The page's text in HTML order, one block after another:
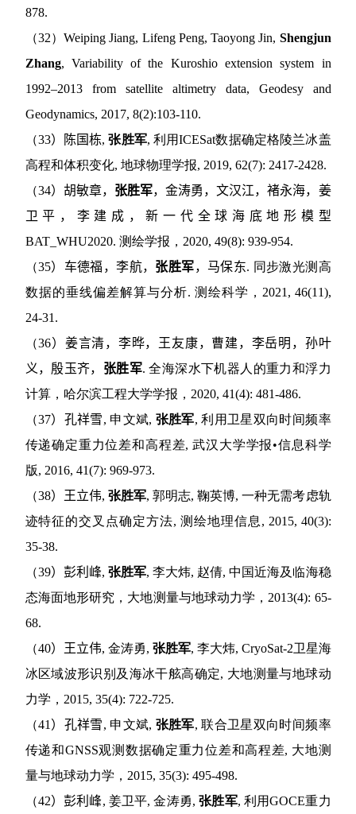
878.
（32）Weiping Jiang, Lifeng Peng, Taoyong Jin, Shengjun
Zhang, Variability of the Kuroshio extension system in
1992–2013 from satellite altimetry data, Geodesy and
Geodynamics, 2017, 8(2):103-110.
（33） 陈国栋,张胜军,利用ICESat数据确定格陵兰冰盖
高程和体积变化, 地球物理学报, 2019, 62(7): 2417-2428.
（34） 胡敏章， 张胜军，金涛勇，文汉江，褚永海，姜
卫平，李建成，新一代全球海底地形模型
BAT_WHU2020. 测绘学报， 2020, 49(8): 939-954.
（35）车德福，李航， 张胜军，马保东. 同步激光测高
数据的垂线偏差解算与分析. 测绘科学， 2021, 46(11),
24-31.
（36） 姜言清，李晔，王友康，曹建，李岳明，孙叶
义，殷玉齐， 张胜军.全海深水下机器人的重力和浮力
计算，哈尔滨工程大学学报， 2020, 41(4): 481-486.
（37） 孔祥雪, 申文斌, 张胜军,利用卫星双向时间频率
传递确定重力位差和高程差,武汉大学学报•信息科学
版, 2016, 41(7): 969-973.
（38） 王立伟, 张胜军, 郭明志,鞠英博,一种无需考虑轨
迹特征的交叉点确定方法, 测绘地理信息 , 2015, 40(3):
35-38.
（39） 彭利峰, 张胜军, 李大炜, 赵倩,中国近海及临海稳
态海面地形研究，大地测量与地球动力学， 2013(4): 65-
68.
（40） 王立伟, 金涛勇, 张胜军, 李大炜, CryoSat-2卫星海
冰区域波形识别及海冰干舷高确定, 大地测量与地球动
力学， 2015, 35(4): 722-725.
（41 ） 孔祥雪, 申文斌, 张胜军,联合卫星双向时间频率
传递和GNSS观测数据确定重力位差和高程差, 大地测
量与地球动力学， 2015, 35(3): 495-498.
（42）彭利峰, 姜卫平,金涛勇,张胜军, 利用GOCE重力